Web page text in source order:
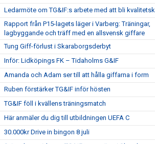
Ledarmöte om TG&IF:s arbete med att bli
Rapport från P15-lagets läger i Varberg: Träningar,
lagbyggande och träff med en allsvensk giffare
Tung Giff-förlust i Skaraborgsderbyt
Inför: Lidköpings FK – Tidaholms G&IF
Amanda och Adam ser till att hålla giffarna i form
Ruben förstärker TG&IF inför hösten
TG&IF föll i kvällens träningsmatch
Här anmäler du dig till utbildningen UEFA C
30.000kr Drive in bingon 8 juli